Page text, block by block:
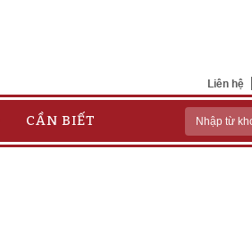
Liên hệ
CẦN BIẾT